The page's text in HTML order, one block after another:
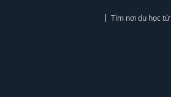
Tìm nơi du học